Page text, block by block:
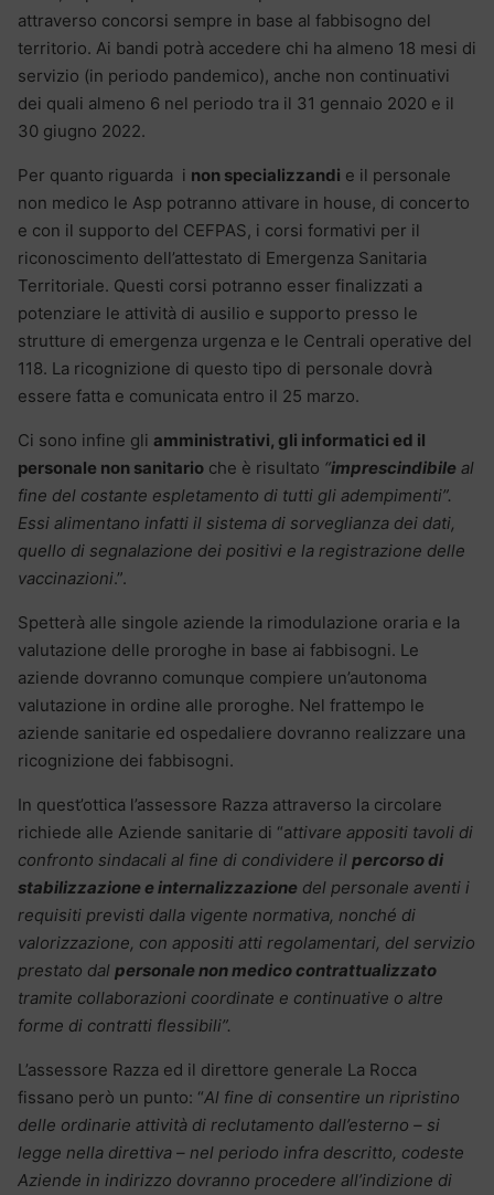
attraverso concorsi sempre in base al fabbisogno del
territorio. Ai bandi potrà accedere chi ha almeno 18 mesi di
servizio (in periodo pandemico), anche non continuativi
dei quali almeno 6 nel periodo tra il 31 gennaio 2020 e il
30 giugno 2022.
Per quanto riguarda i non specializzandi e il personale
non medico le Asp potranno attivare in house, di concerto
e con il supporto del CEFPAS, i corsi formativi per il
riconoscimento dell’attestato di Emergenza Sanitaria
Territoriale. Questi corsi potranno esser finalizzati a
potenziare le attività di ausilio e supporto presso le
strutture di emergenza urgenza e le Centrali operative del
118. La ricognizione di questo tipo di personale dovrà
essere fatta e comunicata entro il 25 marzo.
Ci sono infine gli amministrativi, gli informatici ed il
personale non sanitario che è risultato “imprescindibile al
fine del costante espletamento di tutti gli adempimenti”.
Essi alimentano infatti il sistema di sorveglianza dei dati,
quello di segnalazione dei positivi e la registrazione delle
vaccinazioni.”.
Spetterà alle singole aziende la rimodulazione oraria e la
valutazione delle proroghe in base ai fabbisogni. Le
aziende dovranno comunque compiere un’autonoma
valutazione in ordine alle proroghe. Nel frattempo le
aziende sanitarie ed ospedaliere dovranno realizzare una
ricognizione dei fabbisogni.
In quest’ottica l’assessore Razza attraverso la circolare
richiede alle Aziende sanitarie di “attivare appositi tavoli di
confronto sindacali al fine di condividere il percorso di
stabilizzazione e internalizzazione del personale aventi i
requisiti previsti dalla vigente normativa, nonché di
valorizzazione, con appositi atti regolamentari, del servizio
prestato dal personale non medico contrattualizzato
tramite collaborazioni coordinate e continuative o altre
forme di contratti flessibili”.
L’assessore Razza ed il direttore generale La Rocca
fissano però un punto: “Al fine di consentire un ripristino
delle ordinarie attività di reclutamento dall’esterno – si
legge nella direttiva – nel periodo infra descritto, codeste
Aziende in indirizzo dovranno procedere all’indizione di